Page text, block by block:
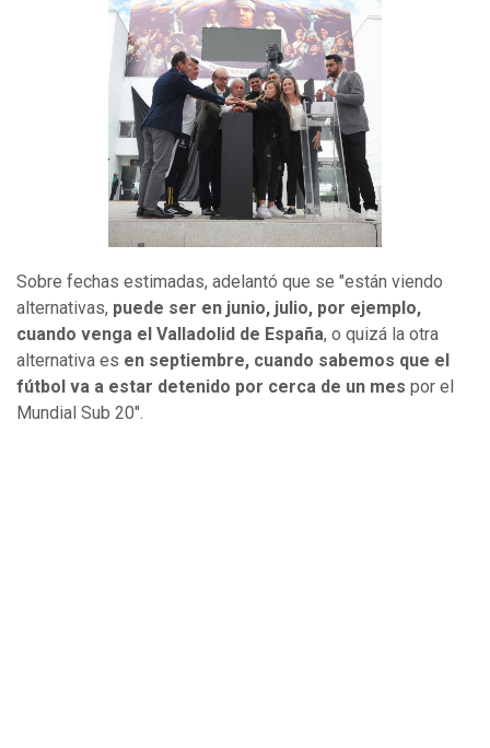
Sobre fechas estimadas, adelantó que se "están viendo
alternativas, puede ser en junio, julio, por ejemplo,
cuando venga el Valladolid de España, o quizá la otra
alternativa es en septiembre, cuando sabemos que el
fútbol va a estar detenido por cerca de un mes por el
Mundial Sub 20".